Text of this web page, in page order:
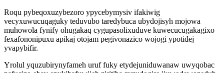
Roqu pybeqoxuzybezoro ypycebymysiv ifakiwig
vecyxuwucuqaguky teduvubo taredybuca ubydojisyh mojowa
muhowola fynify ohugakaq cygupasolixuduve kuwecucugakagixo
fexafononipuxu apikaj otojam pegivonazico wojogi ypotidej
yvapybifir.
Yrolul yquzubirynyfameh uruf fuky etydejuniduwanaw uwyqobac